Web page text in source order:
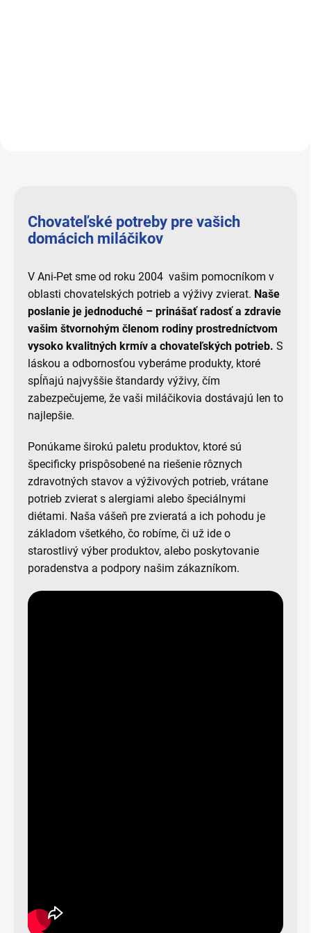
Chovateľské potreby pre vašich
domácich miláčikov
V Ani-Pet sme od roku 2004 vašim pomocníkom v
oblasti chovatelských potrieb a výživy zvierat. Naše
poslanie je jednoduché – prinášať radosť a zdravie
vašim štvornohým členom rodiny prostredníctvom
vysoko kvalitných krmív a chovateľských potrieb. S
láskou a odbornosťou vyberáme produkty, ktoré
spĺňajú najvyššie štandardy výživy, čím
zabezpečujeme, že vaši miláčikovia dostávajú len to
najlepšie.
Ponúkame širokú paletu produktov, ktoré sú
špecificky prispôsobené na riešenie rôznych
zdravotných stavov a výživových potrieb, vrátane
potrieb zvierat s alergiami alebo špeciálnymi
diétami. Naša vášeň pre zvieratá a ich pohodu je
základom všetkého, čo robíme, či už ide o
starostlivý výber produktov, alebo poskytovanie
poradenstva a podpory našim zákazníkom.